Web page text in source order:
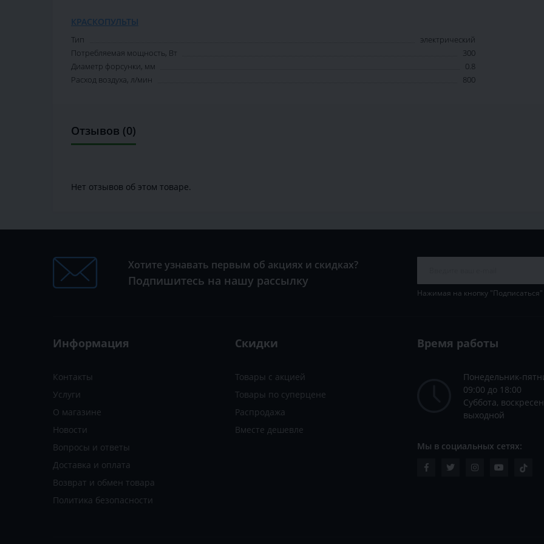
КРАСКОПУЛЬТЫ
Тип
электрический
Потребляемая мощность, Вт
300
Диаметр форсунки, мм
0.8
Расход воздуха, л/мин
800
Отзывов (0)
Нет отзывов об этом товаре.
Хотите узнавать первым об акциях и скидках?
Подпишитесь на нашу рассылку
Нажимая на кнопку
Информация
Контакты
Услуги
О магазине
Новости
Вопросы и ответы
Доставка и оплата
Возврат и обмен товара
Политика безопасности
Скидки
Товары с акцией
Товары по суперцене
Распродажа
Вместе дешевле
Время работы
Понедельник-
09:00 до 18:00
Суббота,
выходной
Мы в социальных сетях: